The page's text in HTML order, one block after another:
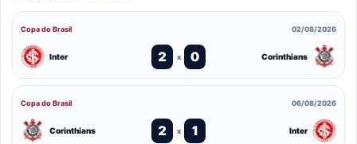
Copa do Brasil 02/08/2026
Inter 2 x 0 Corinthians
Copa do Brasil 06/08/2026
Corinthians 2 x 1 Inter